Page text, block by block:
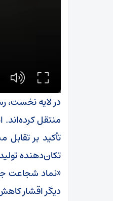
در لایه نخست،
منتقل کرده‌اند.
تأکید بر
تکان‌دهنده
«نماد شجاعت
دیگر اقشار